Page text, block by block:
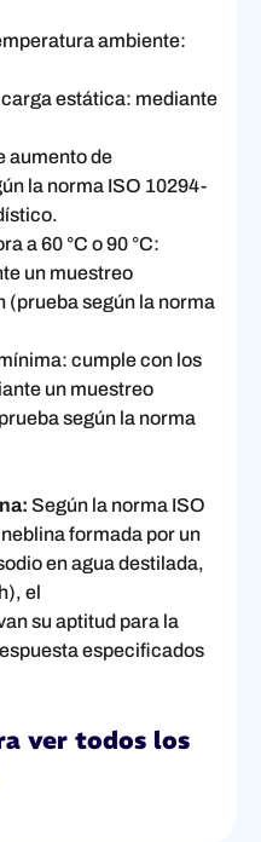
ambiente:
estática: mediante
aumento de
la norma ISO 10294-
a 60 °C o 90 °C:
un muestreo
(prueba según la norma
cumple con los
un muestreo
según la norma
Según la norma ISO
formada por un
en agua destilada,
el
su aptitud para la
especificados
ver todos los